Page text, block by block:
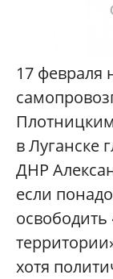
17 февраля
в Луганске
ДНР
если
хотя